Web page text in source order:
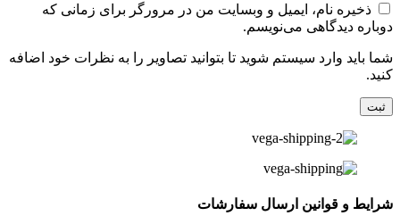
ذخیره نام، ایمیل و وبسایت من در مرورگر برای زمانی که
دوباره دیدگاهی می‌نویسم.
شما باید وارد سیستم شوید تا بتوانید تصاویر را به نظرات خود اضافه
کنید.
شرایط و قوانین ارسال سفارشات